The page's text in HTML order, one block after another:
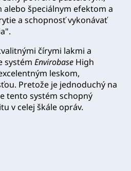
špeciálnym efektom a
a schopnosť vykonávať
čírymi lakmi a
systém Envirobase High
leskom,
Pretože je jednoduchý na
tento systém schopný
v celej škále opráv.